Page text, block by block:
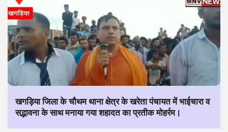
खगड़िया जिला के चौथम थाना क्षेत्र के खरेता पंचायत में भाईचारा व
सद्भावना के साथ मनाया गया शहादत का प्रतीक मोहर्रम।